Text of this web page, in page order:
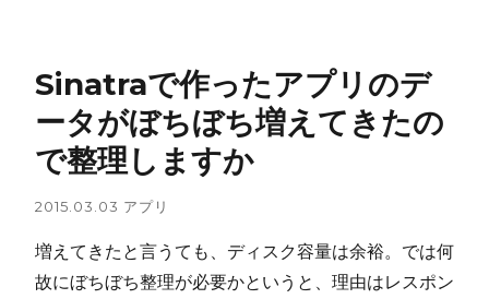
Sinatraで作ったアプリのデ
ータがぼちぼち増えてきたの
で整理しますか
2015.03.03 アプリ
増えてきたと言うても、ディスク容量は余裕。では何
故にぼちぼち整理が必要かというと、理由はレスポン